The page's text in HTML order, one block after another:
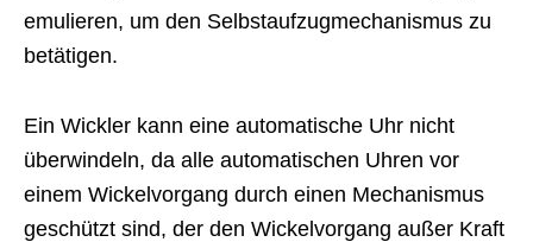
emulieren, um den Selbstaufzugmechanismus zu
betätigen.
Ein Wickler kann eine automatische Uhr nicht
überwindeln, da alle automatischen Uhren vor
einem Wickelvorgang durch einen Mechanismus
geschützt sind, der den Wickelvorgang außer Kraft